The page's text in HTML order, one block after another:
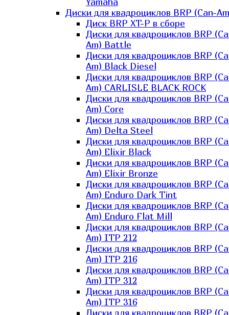
Диски для квадроциклов BRP (Can-
Диск BRP XT-P в сборе
Диски для квадроциклов BRP
Am) Battle
Диски для квадроциклов BRP
Am) Black Diesel
Диски для квадроциклов BRP
Am) CARLISLE BLACK ROCK
Диски для квадроциклов BRP
Am) Core
Диски для квадроциклов BRP
Am) Delta Steel
Диски для квадроциклов BRP
Am) Elixir Black
Диски для квадроциклов BRP
Am) Elixir Bronze
Диски для квадроциклов BRP
Am) Enduro Dark Tint
Диски для квадроциклов BRP
Am) Enduro Flat Mill
Диски для квадроциклов BRP
Am) ITP 212
Диски для квадроциклов BRP
Am) ITP 216
Диски для квадроциклов BRP
Am) ITP 312
Диски для квадроциклов BRP
Am) ITP 316
Диски для квадроциклов BRP